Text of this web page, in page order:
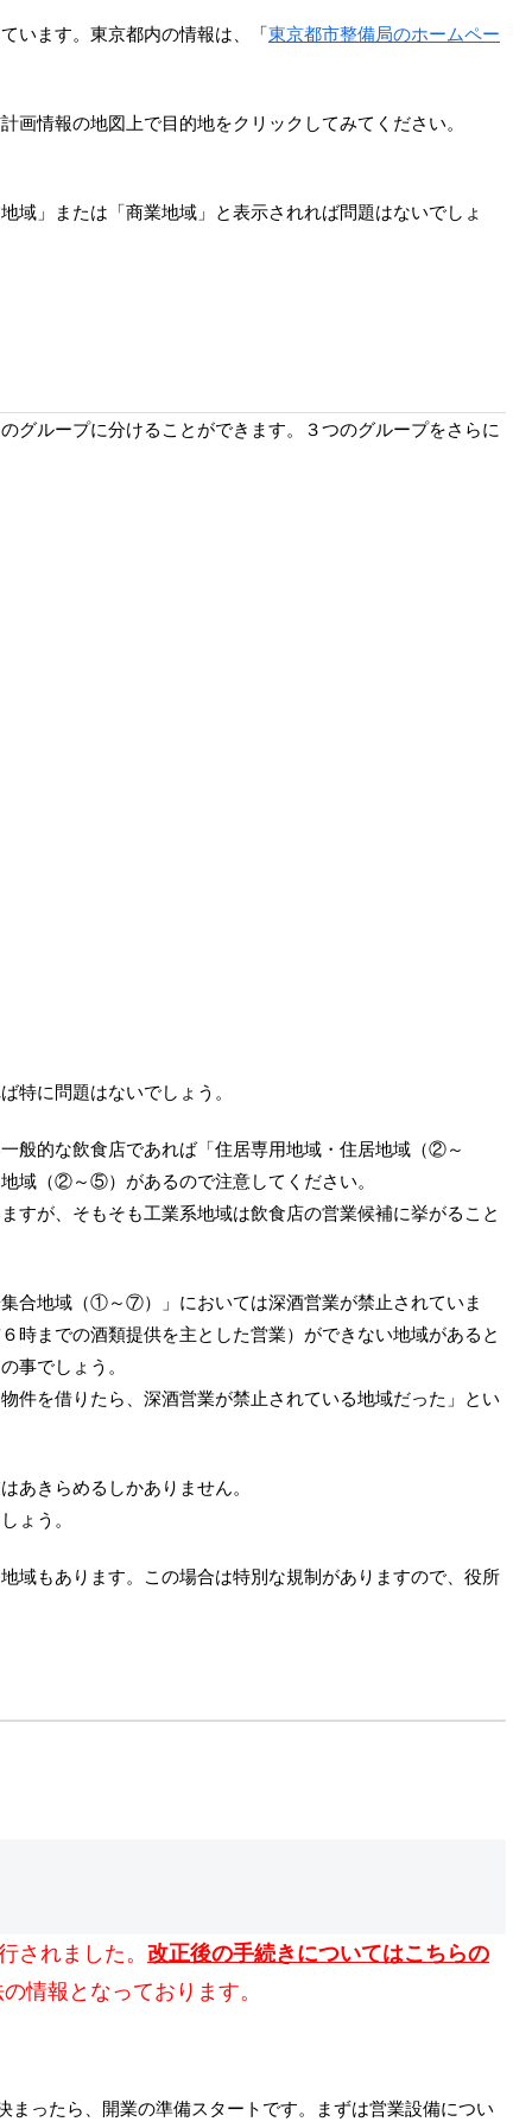
います。東京都内の情報は、「東京都市整備局のホームペー
画情報の地図上で目的地をクリックしてみてください。
域」または「商業地域」と表示されれば問題はないでしょ
グループに分けることができます。３つのグループをさらに
に問題はないでしょう。
般的な飲食店であれば「住居専用地域・住居地域（②～
域（②～⑤）があるので注意してください。
すが、そもそも工業系地域は飲食店の営業候補に挙がること
合地域（①～⑦）」においては深酒営業が禁止されていま
時までの酒類提供を主とした営業）ができない地域があると
事でしょう。
件を借りたら、深酒営業が禁止されている地域だった」とい
あきらめるしかありません。
ょう。
域もあります。この場合は特別な規制がありますので、役所
されました。 改正後の手続きについてはこちらの
情報となっております。
まったら、開業の準備スタートです。まずは営業設備につい